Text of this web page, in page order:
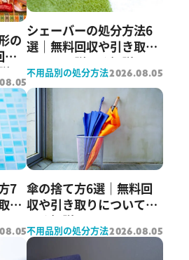
の
収
シェーバーの処分方法6
選｜無料回収や引き取り
について詳しく解説！
不用品別の処分方法2026.08.05
7
り
傘の捨て方6選｜無料回
収や引き取りについて詳
しく解説
不用品別の処分方法2026.08.05